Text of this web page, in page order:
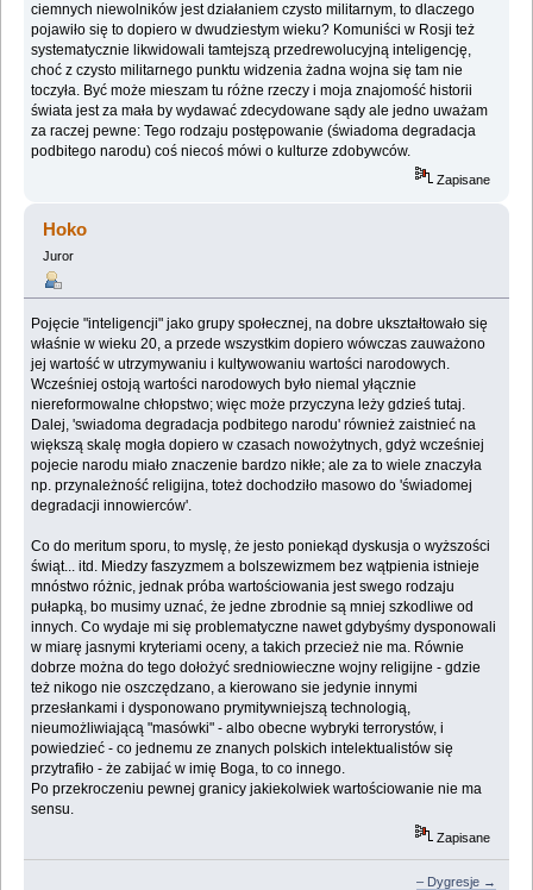
ciemnych niewolników jest działaniem czysto militarnym, to dlaczego
pojawiło się to dopiero w dwudziestym wieku? Komuniści w Rosji też
systematycznie likwidowali tamtejszą przedrewolucyjną inteligencję,
choć z czysto militarnego punktu widzenia żadna wojna się tam nie
toczyła. Być może mieszam tu różne rzeczy i moja znajomość historii
świata jest za mała by wydawać zdecydowane sądy ale jedno uważam
za raczej pewne: Tego rodzaju postępowanie (świadoma degradacja
podbitego narodu) coś niecoś mówi o kulturze zdobywców.
Zapisane
Hoko
Juror
Pojęcie "inteligencji" jako grupy społecznej, na dobre ukształtowało się
właśnie w wieku 20, a przede wszystkim dopiero wówczas zauważono
jej wartość w utrzymywaniu i kultywowaniu wartości narodowych.
Wcześniej ostoją wartości narodowych było niemal yłącznie
niereformowalne chłopstwo; więc może przyczyna leży gdzieś tutaj.
Dalej, 'swiadoma degradacja podbitego narodu' również zaistnieć na
większą skalę mogła dopiero w czasach nowożytnych, gdyż wcześniej
pojecie narodu miało znaczenie bardzo nikłe; ale za to wiele znaczyła
np. przynależność religijna, toteż dochodziło masowo do 'świadomej
degradacji innowierców'.
Co do meritum sporu, to myslę, że jesto poniekąd dyskusja o wyższości
świąt... itd. Miedzy faszyzmem a bolszewizmem bez wątpienia istnieje
mnóstwo różnic, jednak próba wartościowania jest swego rodzaju
pułapką, bo musimy uznać, że jedne zbrodnie są mniej szkodliwe od
innych. Co wydaje mi się problematyczne nawet gdybyśmy dysponowali
w miarę jasnymi kryteriami oceny, a takich przecież nie ma. Równie
dobrze można do tego dołożyć sredniowieczne wojny religijne - gdzie
też nikogo nie oszczędzano, a kierowano sie jedynie innymi
przesłankami i dysponowano prymitywniejszą technologią,
nieumożliwiającą "masówki" - albo obecne wybryki terrorystów, i
powiedzieć - co jednemu ze znanych polskich intelektualistów się
przytrafiło - że zabijać w imię Boga, to co innego.
Po przekroczeniu pewnej granicy jakiekolwiek wartościowanie nie ma
sensu.
Zapisane
– Dygresje →